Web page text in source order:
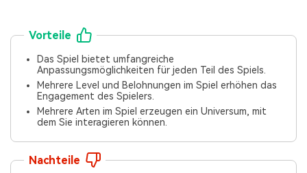
Vorteile
Das Spiel bietet umfangreiche
Anpassungsmöglichkeiten für jeden Teil des Spiels.
Mehrere Level und Belohnungen im Spiel erhöhen das
Engagement des Spielers.
Mehrere Arten im Spiel erzeugen ein Universum, mit
dem Sie interagieren können.
Nachteile